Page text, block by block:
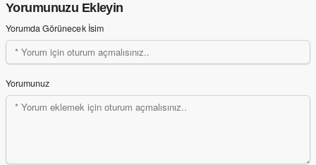
Yorumunuzu Ekleyin
Yorumda Görünecek İsim
Yorumunuz